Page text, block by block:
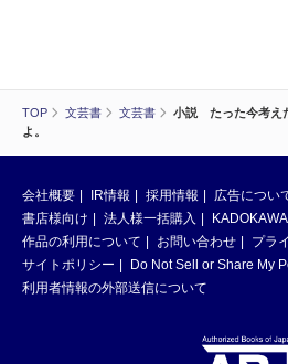
TOP 文芸書 文芸書
小説 たった今考え
よ。
会社概要 IR情報 採用情報 広告につい
書店様向け
法人様一括購入
作品の利用について
お問い合わせ
プラ
サイトポリシー
Do Not Sell or Share My
利用者情報の外部送信について